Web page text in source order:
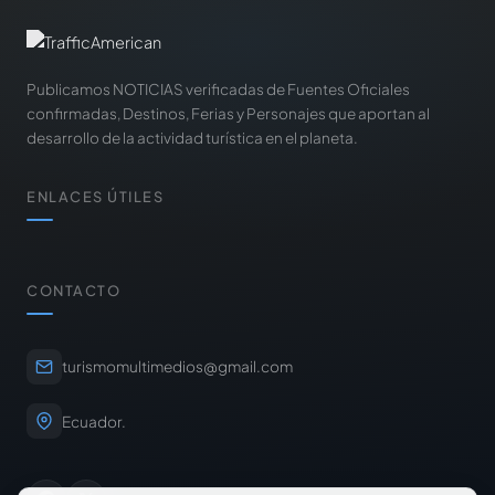
Publicamos NOTICIAS verificadas de Fuentes Oficiales
confirmadas, Destinos, Ferias y Personajes que aportan al
desarrollo de la actividad turística en el planeta.
ENLACES ÚTILES
CONTACTO
turismomultimedios@gmail.com
Ecuador.